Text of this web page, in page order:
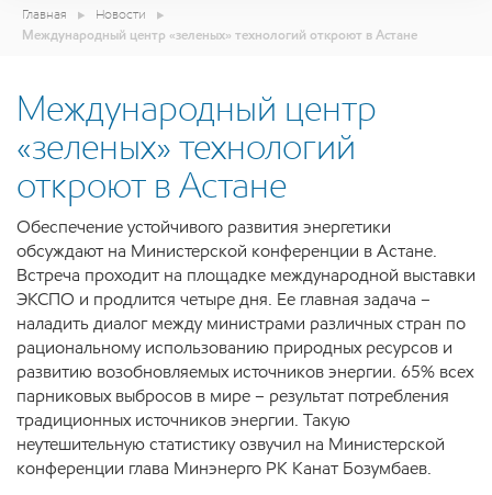
Главная
Новости
Международный центр «зеленых» технологий откроют в Астане
Международный центр
«зеленых» технологий
откроют в Астане
Обеспечение устойчивого развития энергетики
обсуждают на Министерской конференции в Астане.
Встреча проходит на площадке международной выставки
ЭКСПО и продлится четыре дня. Ее главная задача –
наладить диалог между министрами различных стран по
рациональному использованию природных ресурсов и
развитию возобновляемых источников энергии. 65% всех
парниковых выбросов в мире – результат потребления
традиционных источников энергии. Такую
неутешительную статистику озвучил на Министерской
конференции глава Минэнерго РК Канат Бозумбаев.